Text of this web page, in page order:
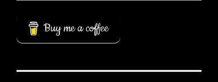
Buy me a coffee